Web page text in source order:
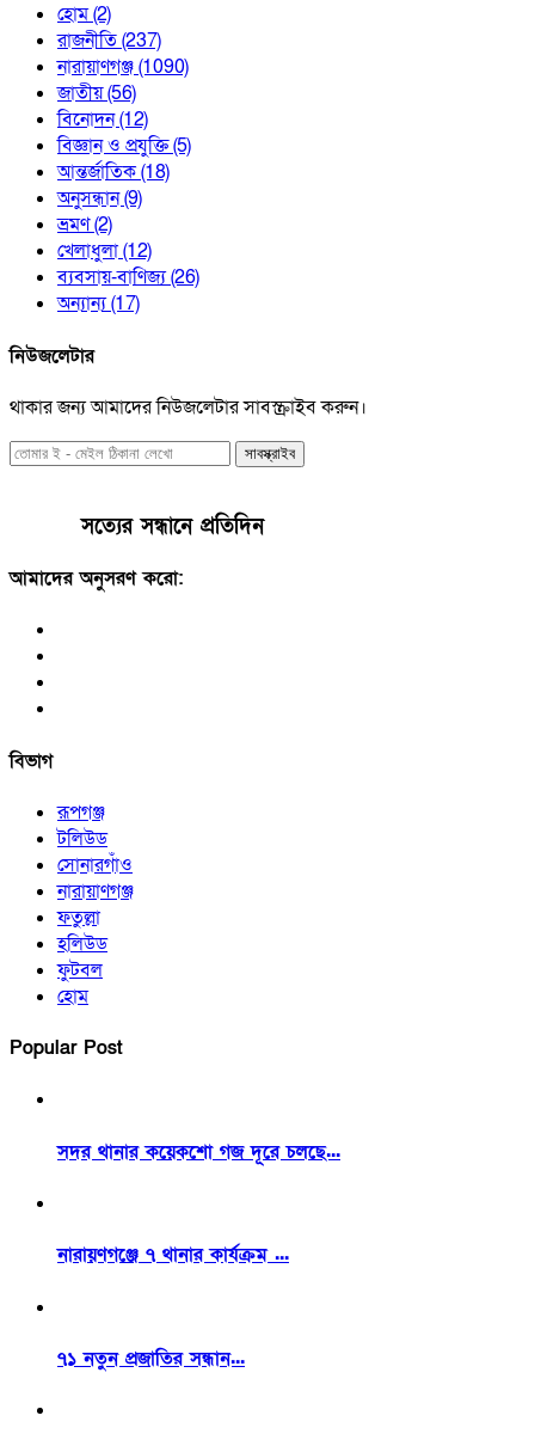
হোম(2)
রাজনীতি(237)
নারায়াণগঞ্জ(1090)
জাতীয়(56)
বিনোদন(12)
বিজ্ঞান ও প্রযুক্তি(5)
আন্তর্জাতিক(18)
অনুসন্ধান(9)
ভ্রমণ(2)
খেলাধুলা(12)
ব্যবসায়-বাণিজ্য(26)
অন্যান্য(17)
নিউজলেটার
থাকার জন্য আমাদের নিউজলেটার সাবস্ক্রাইব করুন।
সাবস্ক্রাইব
সত্যের সন্ধানে প্রতিদিন
আমাদের অনুসরণ করো:
বিভাগ
রূপগঞ্জ
টলিউড
সোনারগাঁও
নারায়াণগঞ্জ
ফতুল্লা
হলিউড
ফুটবল
হোম
Popular Post
সদর থানার কয়েকশো গজ দূরে চলছে...
নারায়ণগঞ্জে ৭ থানার কার্যক্রম ...
৭১ নতুন প্রজাতির সন্ধান...